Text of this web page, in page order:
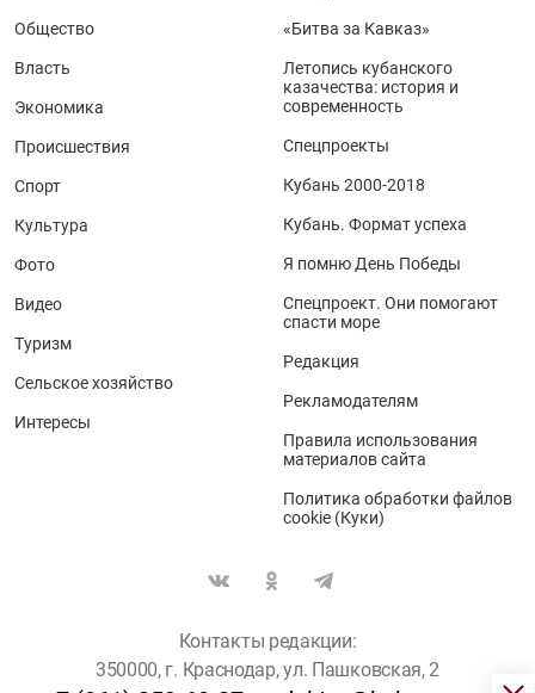
Общество
Власть
Экономика
Происшествия
Спорт
Культура
Фото
Видео
Туризм
Сельское хозяйство
Интересы
«Битва за Кавказ»
Летопись кубанского
казачества: история и
современность
Спецпроекты
Кубань 2000-2018
Кубань. Формат успеха
Я помню День Победы
Спецпроект. Они помогают
спасти море
Редакция
Рекламодателям
Правила использования
материалов сайта
Политика обработки файлов
cookie (Куки)
Контакты редакции:
350000, г. Краснодар, ул. Пашковская, 2